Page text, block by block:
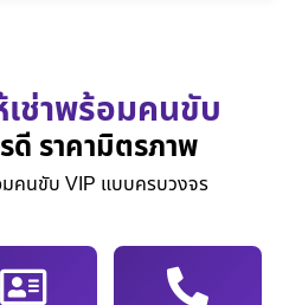
เช่าพร้อมคนขับ
ดี ราคามิตรภาพ
มคนขับ VIP แบบครบวงจร